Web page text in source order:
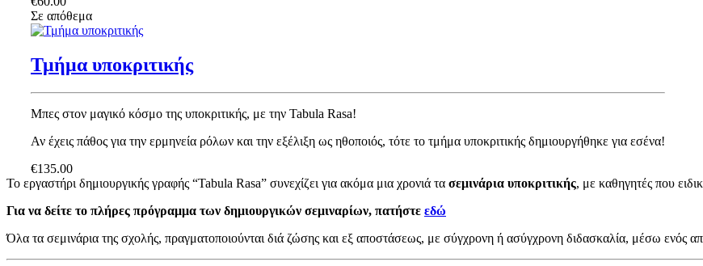
Σε απόθεμα
Τμήμα υποκριτικής
Μπες στον μαγικό κόσμο της υποκριτικής, με την Tabula Rasa!
Αν έχεις πάθος για την ερμηνεία ρόλων και την εξέλιξη ως ηθοποιός, τότε το τμήμα υποκριτικής δημιουργήθηκε για εσένα!
€135.00
Το εργαστήρι δημιουργικής γραφής “Tabula Rasa” συνεχίζει για ακόμα μια χρονιά τα σεμινάρια υποκριτικής, με καθηγητές που
Για να δείτε το πλήρες πρόγραμμα των δημιουργικών σεμιναρίων, πατήστε εδώ
Όλα τα σεμινάρια της σχολής, πραγματοποιούνται διά ζώσης και εξ αποστάσεως, με σύγχρονη ή ασύγχρονη διδασκαλία, μέσω ενός